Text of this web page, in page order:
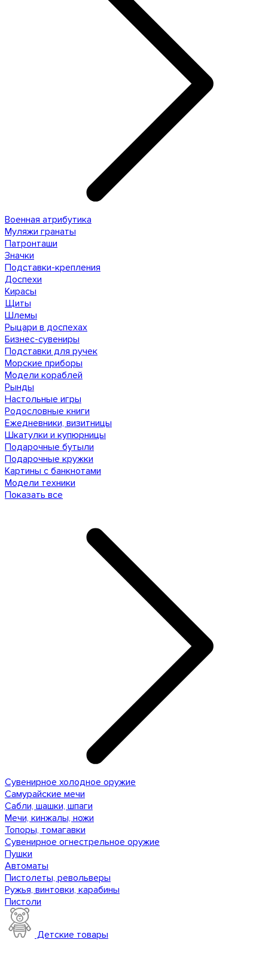
Военная атрибутика
Муляжи гранаты
Патронташи
Значки
Подставки-крепления
Доспехи
Кирасы
Щиты
Шлемы
Рыцари в доспехах
Бизнес-сувениры
Подставки для ручек
Морские приборы
Модели кораблей
Рынды
Настольные игры
Родословные книги
Ежедневники, визитницы
Шкатулки и купюрницы
Подарочные бутыли
Подарочные кружки
Картины с банкнотами
Модели техники
Показать все
Сувенирное холодное оружие
Самурайские мечи
Сабли, шашки, шпаги
Мечи, кинжалы, ножи
Топоры, томагавки
Сувенирное огнестрельное оружие
Пушки
Автоматы
Пистолеты, револьверы
Ружья, винтовки, карабины
Пистоли
Детские товары